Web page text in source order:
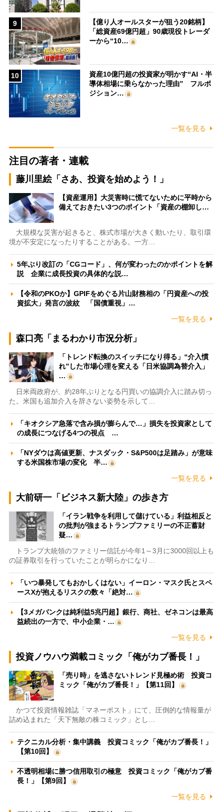
9
【億り人オールスターが狙う20銘柄】
「総資産69億円超」90歳現役トレーダ
ーから“10…
10
資産10億円超の投資家が明かす“AI・半
導体相場に乗らなかった理由” フルポ
ジション…
一覧を見る
注目の著者・連載
藤川里絵「さあ、投資を始めよう！」
【資産運用】大災害時に慌てないために平時から
備えておきたい3つのポイント「資産の棚卸し…
大規模な災害が起きると、株式市場が大きく動いたり、取引環
境が不安定になったりすることがある。一方…
5年ぶり改訂の「CGコード」、何が変わったのかポイントを解
説 企業に成長投資の具体的な説…
【令和のPKOか】GPIFをめぐる片山財務相の「円資産への投
資拡大」発言の波紋 「国債重視」…
一覧を見る
森口亮「まるわかり市況分析」
「トレンド転換のスイッチになり得る」“介入慣
れ”した市場心理を変える「日米協調為替介入」
…
日米両政府が、約28年ぶりとなる円買いの協調介入に踏み切っ
た。米国も追加介入を辞さない姿勢を示して…
「キオクシア急落で含み損が膨らんで…」損失を投資家として
の成長につなげる4つの視点 …
「NYダウは高値更新、ナスダック・S&P500は足踏み」が意味
する米国株市場の変化 半…
一覧を見る
大前研一「ビジネス新大陸」の歩き方
「イラン戦争を利用して儲けている」利益相反と
の批判が強まるトランプファミリーの不正蓄財
疑…
トランプ大統領のファミリー信託が今年1～3月に3000回以上も
の証券取引を行っていたことが明らかになり…
「いつ暴発してもおかしくはない」イーロン・マスク氏とスペ
ースXが抱えるリスクの数々「絶対…
【3メガバンクは純利益5兆円超】銀行、商社、ゼネコンは最高
益続出の一方で、中小企業・…
一覧を見る
投資ノウハウ満載コミック「俺がカブ番長！」
「売り時」を逃さないトレンド見極め術 投資コ
ミック「俺がカブ番長！」【第11回】
かつて投資情報雑誌「マネーポスト」にて、圧倒的な情報量が
詰め込まれた「天下無敵の株コミック」とし…
テクニカル分析・集中講義 投資コミック「俺がカブ番長！」
【第10回】
不透明相場に勝つ信用取引の極意 投資コミック「俺がカブ番
長！」【第9回】
一覧を見る